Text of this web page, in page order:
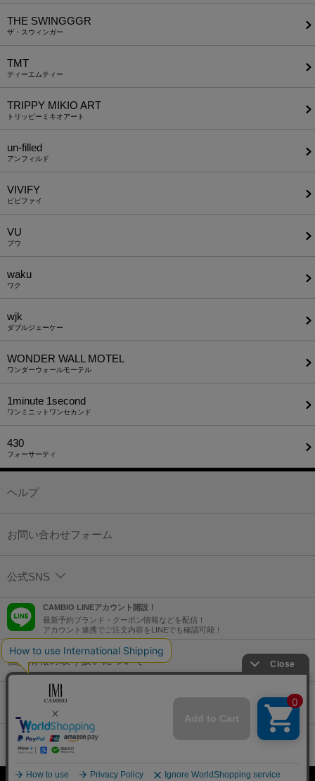
THE SWINGGGR
ザ・スウィンガー
TMT
ティーエムティー
TRIPPY MIKIO ART
トリッピーミキオアート
un-filled
アンフィルド
VIVIFY
ビビファイ
VU
ブウ
waku
ワク
wjk
ダブルジェーケー
WONDER WALL MOTEL
ワンダーウォールモーテル
1minute​ 1second
ワンミニットワンセカンド
430
フォーサーティ
ヘルプ
お問い合わせフォーム
公式SNS
CAMBIO LINEアカウント開設！
最新予約ブランド・クーポン情報などを配信！
アカウント連携でご注文内容をLINEでも確認可能！
個人情報の取り扱いについて
特定商取引法に基づく表示
コーポレートサイト